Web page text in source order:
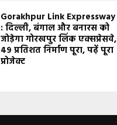
Gorakhpur Link Expressway
: दिल्ली, बंगाल और बनारस को
जोड़ेगा गोरखपुर लिंक एक्सप्रेसवे,
49 प्रतिशत निर्माण पूरा, पढ़ें पूरा
प्रोजेक्ट